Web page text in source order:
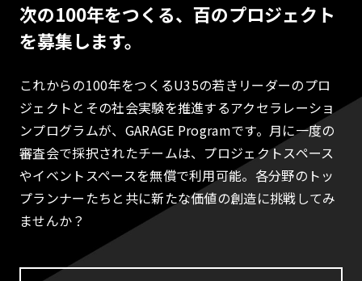
次の100年をつくる、百のプロジェクト
を募集します。
これからの100年をつくるU35の若きリーダーのプロ
ジェクトとその社会実験を推進するアクセラレーショ
ンプログラムが、GARAGE Programです。月に一度の
審査会で採択されたチームは、プロジェクトスペース
やイベントスペースを無償で利用可能。各分野のトッ
プランナーたちと共に新たな価値の創造に挑戦してみ
ませんか？